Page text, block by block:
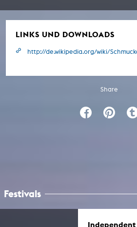
LINKS UND DOWNLOADS
http://de.wikipedia.org/wiki/
Share
Festivals
Independent